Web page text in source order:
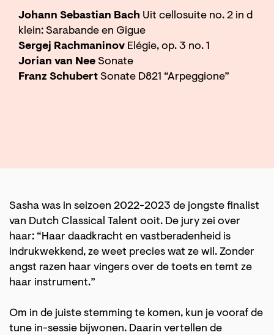
Johann Sebastian Bach Uit cellosuite no. 2 in d
klein: Sarabande en Gigue
Sergej Rachmaninov Elégie, op. 3 no. 1
Jorian van Nee Sonate
Franz Schubert Sonate D821 “Arpeggione”
Sasha was in seizoen 2022-2023 de jongste finalist
van Dutch Classical Talent ooit. De jury zei over
haar: “Haar daadkracht en vastberadenheid is
indrukwekkend, ze weet precies wat ze wil. Zonder
angst razen haar vingers over de toets en temt ze
haar instrument.”
Om in de juiste stemming te komen, kun je vooraf de
tune in-sessie bijwonen. Daarin vertellen de